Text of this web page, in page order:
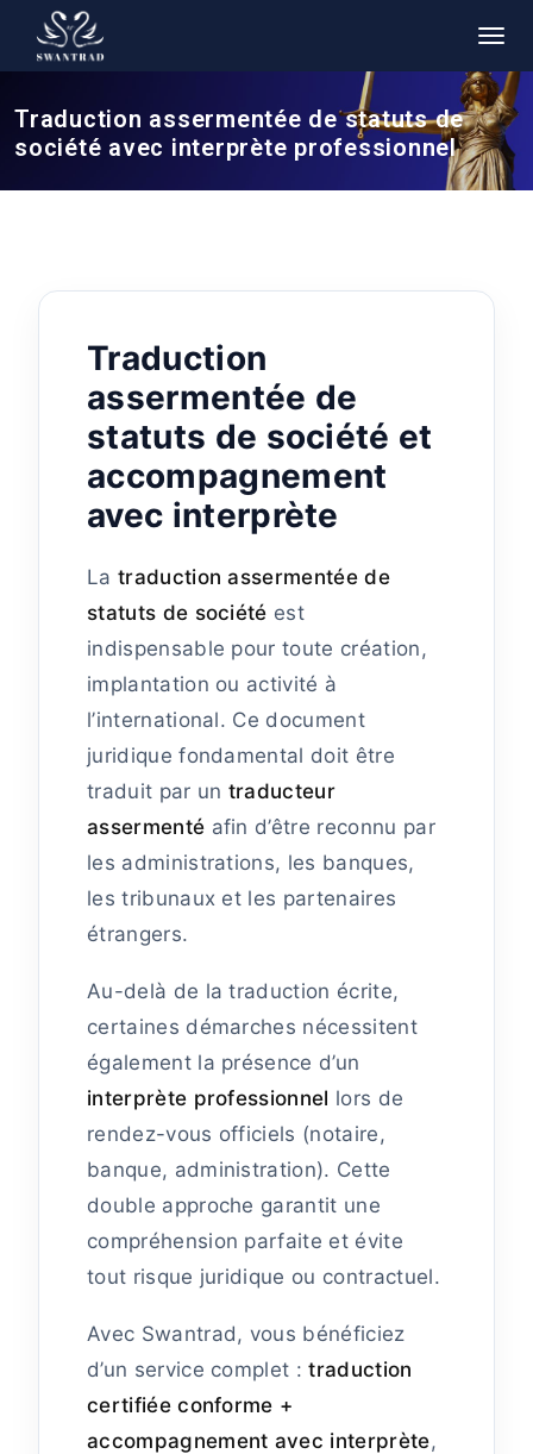
Traduction assermentée de statuts de
société avec interprète professionnel
Traduction
assermentée de
statuts de société et
accompagnement
avec interprète
La traduction assermentée de
statuts de société est
indispensable pour toute création,
implantation ou activité à
l’international. Ce document
juridique fondamental doit être
traduit par un traducteur
assermenté afin d’être reconnu par
les administrations, les banques,
les tribunaux et les partenaires
étrangers.
Au-delà de la traduction écrite,
certaines démarches nécessitent
également la présence d’un
interprète professionnel lors de
rendez-vous officiels (notaire,
banque, administration). Cette
double approche garantit une
compréhension parfaite et évite
tout risque juridique ou contractuel.
Avec Swantrad, vous bénéficiez
d’un service complet :traduction
certifiée conforme +
accompagnement avec interprète,